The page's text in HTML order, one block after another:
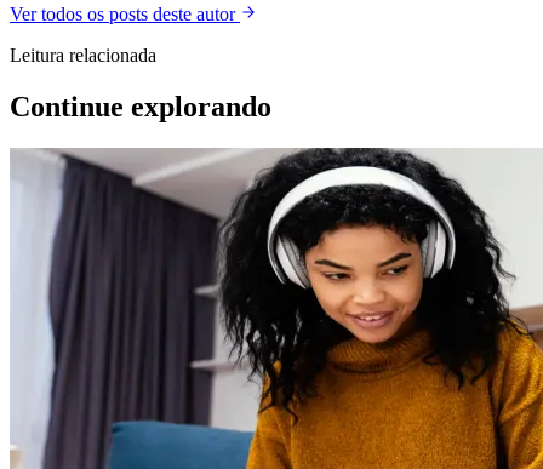
Ver todos os posts deste autor
Leitura relacionada
Continue explorando